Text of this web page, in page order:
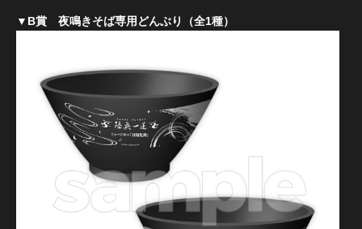
▼B賞 夜鳴きそば専用どんぶり（全1種）